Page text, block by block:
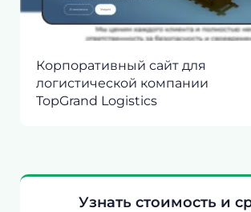
Корпоративный сайт для
логистической компании
TopGrand Logistics
Узнать стоимость и